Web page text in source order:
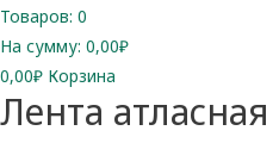
Товаров: 0
На сумму: 0,00₽
0,00₽ Корзина
Лента